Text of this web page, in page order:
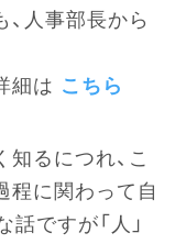
人事部長から
細は こちら
るにつれ、こ
程に関わって自
ですが「人」